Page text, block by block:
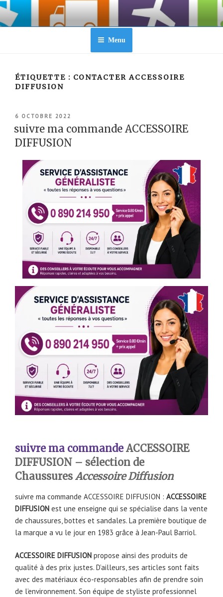
Aller
contenu
Menu
ÉTIQUETTE : CONTACTER ACCESSOIRE
DIFFUSION
PUBLIÉ
6 OCTOBRE 2022
suivre ma commande ACCESSOIRE
DIFFUSION
suivre ma commandeACCESSOIRE
DIFFUSION – sélection de
Chaussures Accessoire Diffusion
suivre ma commande ACCESSOIRE DIFFUSION : ACCESSOIRE
DIFFUSION est une enseigne qui se spécialise dans la vente
de chaussures, bottes et sandales. La première boutique de
la marque a vu le jour en 1983 grâce à Jean-Paul Barriol.
ACCESSOIRE DIFFUSION propose ainsi des produits de
qualité à des prix justes. D’ailleurs, ses articles sont faits
avec des matériaux éco-responsables afin de prendre soin
de l’environnement. Son équipe de styliste professionnel